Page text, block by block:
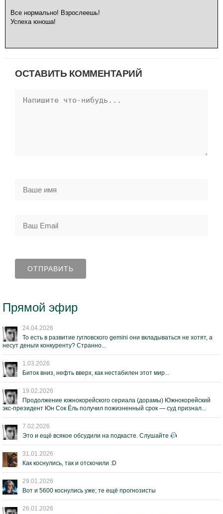
Все нормально! Взрослеешь!
Успеха юноша!
ОСТАВИТЬ КОММЕНТАРИЙ
Прямой эфир
24.04.2026
То есть в развитие гугловского gemini они вкладываться не хотят, а
несут деньги конкуренту? Странно...
1.03.2026
Биток вниз, нефть вверх, как нестабилен этот мир...
19.02.2026
Продолжение южнокорейского сериала (дорамы) Южнокорейский
экс-президент Юн Сок Ёль получил пожизненный срок — суд признал...
7.02.2026
Это и ещё всякое обсудили на подкасте. Слушайте
31.01.2026
Как коснулись, так и отскочили :D
29.01.2026
Вот и 5600 коснулись уже; те ещё прогнозисты
26.01.2026